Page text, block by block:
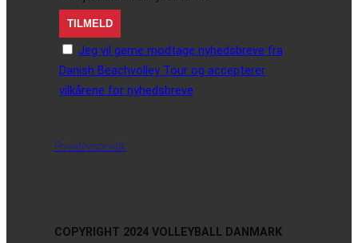
Jeg vil gerne modtage nyhedsbreve fra
Danish Beachvolley Tour og accepterer
vilkårene for nyhedsbreve
Privatlivspolitik
COPYRIGHT 2024 VOLLEYBALL DANMARK